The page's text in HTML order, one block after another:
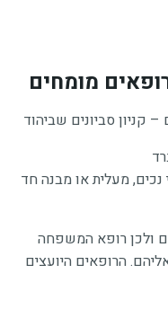
מומחים
קניון סביונים שביהוד
מעלית או מבנה חד
ולכן רופא המשפחה
הרופאים היועצים